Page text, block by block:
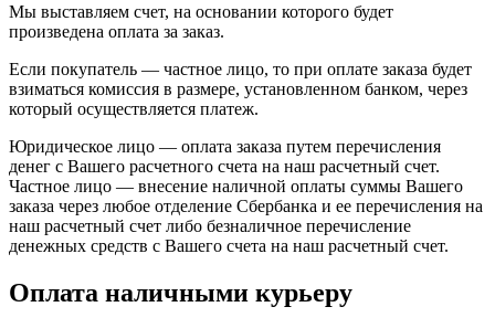
Мы выставляем счет, на основании которого будет
произведена оплата за заказ.
Если покупатель — частное лицо, то при оплате заказа будет
взиматься комиссия в размере, установленном банком, через
который осуществляется платеж.
Юридическое лицо — оплата заказа путем перечисления
денег с Вашего расчетного счета на наш расчетный счет.
Частное лицо — внесение наличной оплаты суммы Вашего
заказа через любое отделение Сбербанка и ее перечисления на
наш расчетный счет либо безналичное перечисление
денежных средств с Вашего счета на наш расчетный счет.
Оплата наличными курьеру